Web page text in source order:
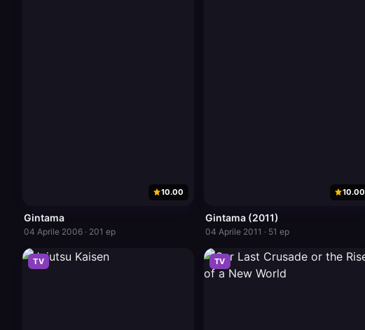
10.00
Gintama
04 Aprile 2006 · 201 ep
10.00
Gintama (2011)
04 Aprile 2011 · 51 ep
TV TV